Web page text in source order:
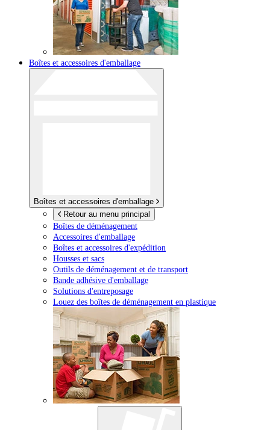
Boîtes et accessoires d'emballage
Boîtes et accessoires d'emballage
Retour au menu principal
Boîtes de déménagement
Accessoires d'emballage
Boîtes et accessoires d'expédition
Housses et sacs
Outils de déménagement et de transport
Bande adhésive d'emballage
Solutions d'entreposage
Louez des boîtes de déménagement en plastique